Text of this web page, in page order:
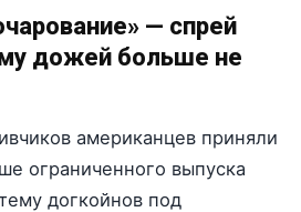
— спрей
дожей больше не
американцев приняли
ограниченного выпуска
догкойнов под